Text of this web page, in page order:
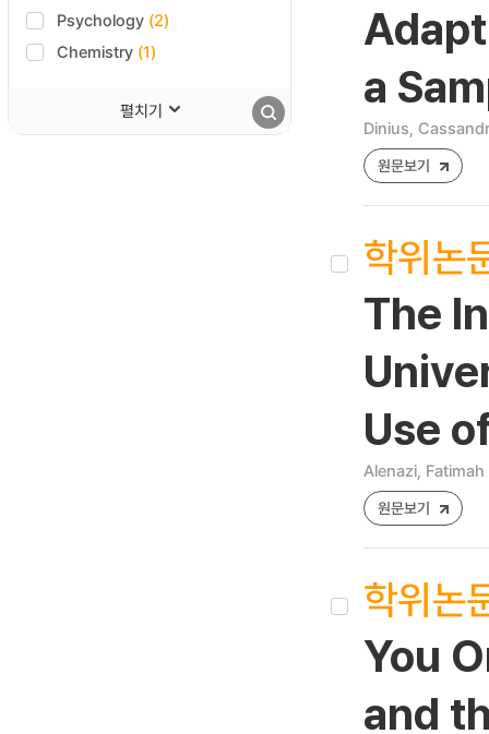
Psychology (2)
Chemistry (1)
펼치기
a
Dinius,
원문보기
학위논
The
Use
Alenazi, Fatimah
원문보기
학위논
You
and